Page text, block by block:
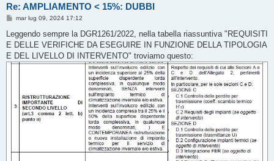
Re: AMPLIAMENTO < 15%: DUBBI
M
s
s
a
g
g
mar lug 09, 2024 17:12
Leggendo sempre la DGR1261/2022, nella tabella riassuntiva "REQUISITI
E DELLE VERIFICHE DA ESEGUIRE IN FUNZIONE DELLA TIPOLOGIA
E DEL LIVELLO DI INTERVENTO" troviamo questo: